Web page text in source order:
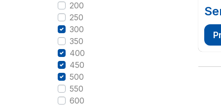
200
250
300
350
400
450
500
550
600